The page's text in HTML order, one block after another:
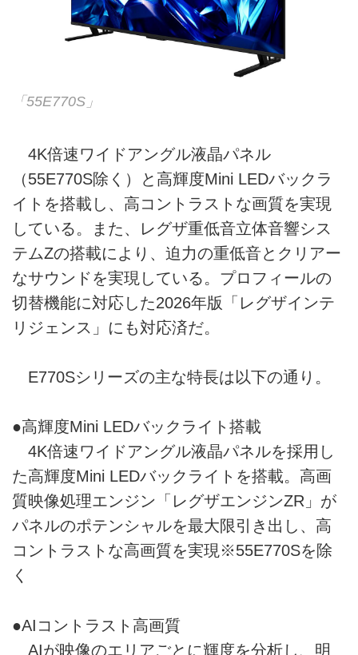
「55E770S」
4K倍速ワイドアングル液晶パネル
（55E770S除く）と高輝度Mini LEDバックラ
イトを搭載し、高コントラストな画質を実現
している。また、レグザ重低音立体音響シス
テムZの搭載により、迫力の重低音とクリアー
なサウンドを実現している。プロフィールの
切替機能に対応した2026年版「レグザインテ
リジェンス」にも対応済だ。
E770Sシリーズの主な特長は以下の通り。
●高輝度Mini LEDバックライト搭載
4K倍速ワイドアングル液晶パネルを採用し
た高輝度Mini LEDバックライトを搭載。高画
質映像処理エンジン「レグザエンジンZR」が
パネルのポテンシャルを最大限引き出し、高
コントラストな高画質を実現※55E770Sを除
く
●AIコントラスト高画質
AIが映像のエリアごとに輝度を分析し、明